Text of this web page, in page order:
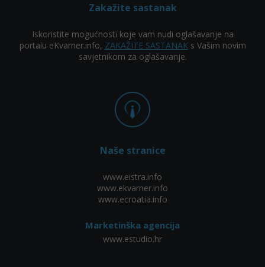
Zakažite sastanak
Iskoristite mogućnosti koje vam nudi oglašavanje na
portalu eKvarner.info, ZAKAŽITE SASTANAKs Vašim novim
savjetnikom za oglašavanje.
Naše stranice
www.eistra.info
www.ekvarner.info
www.ecroatia.info
Marketinška agencija
www.estudio.hr